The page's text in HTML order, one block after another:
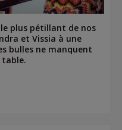
plus pétillant de nos
et Vissia à une
bulles ne manquent
table.